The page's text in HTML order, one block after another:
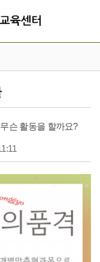
슨 활동을 할까요?